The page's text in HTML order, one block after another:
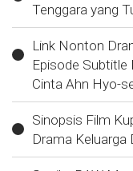
Tenggara yang
Link Nonton
Episode Subtitle
Cinta Ahn Hyo-
Sinopsis Film
Drama Keluarga